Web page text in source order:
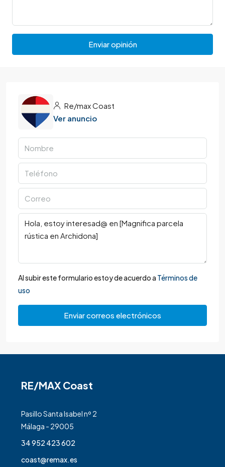
Enviar opinión
Re/max Coast
Ver anuncio
Al subir este formulario estoy de acuerdo a Términos de
uso
Enviar correos electrónicos
RE/MAX Coast
Pasillo Santa Isabel nº 2
Málaga - 29005
34 952 423 602
coast@remax.es